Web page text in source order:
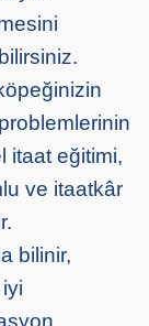
itaat eğitimi,
ve itaatkâr
bilinir,